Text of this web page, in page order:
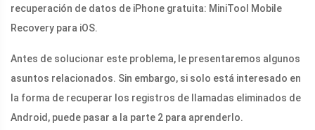
recuperación de datos de iPhone gratuita: MiniTool Mobile
Recovery para iOS.
Antes de solucionar este problema, le presentaremos algunos
asuntos relacionados. Sin embargo, si solo está interesado en
la forma de recuperar los registros de llamadas eliminados de
Android, puede pasar a la parte 2 para aprenderlo.